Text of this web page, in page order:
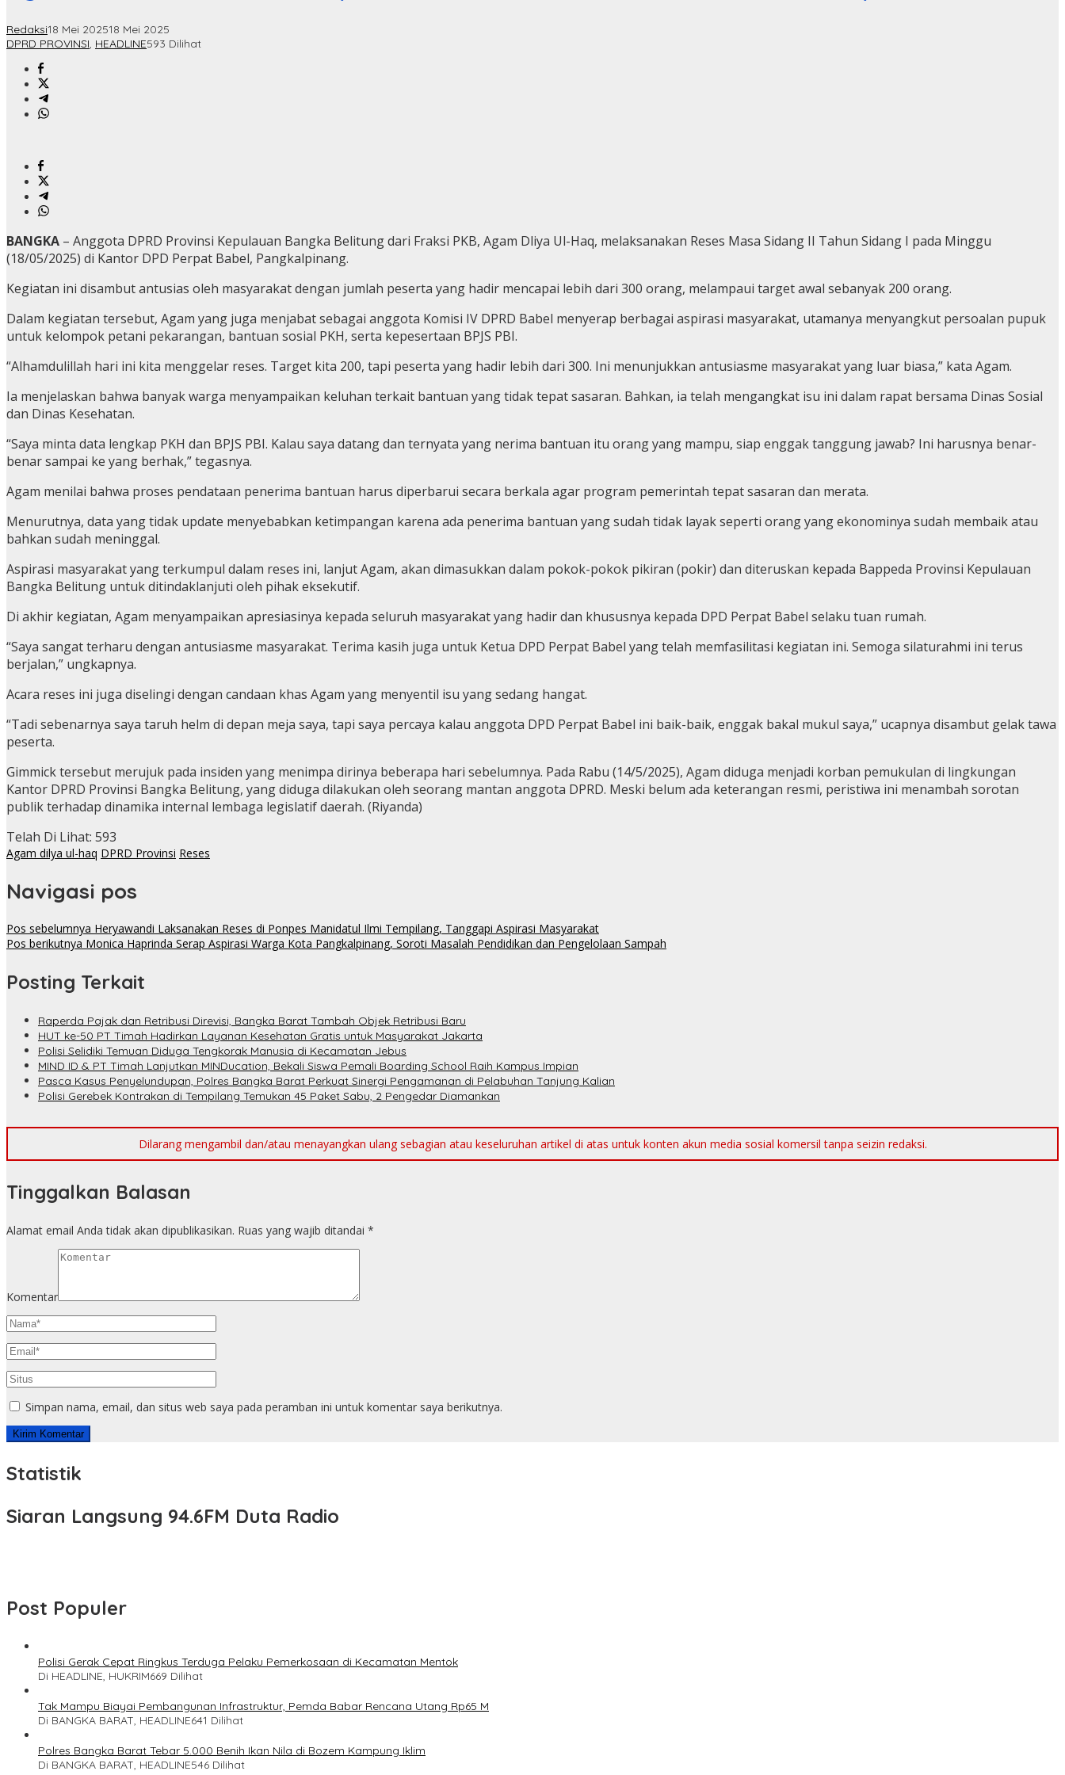
Redaksi18 Mei 202518 Mei 2025
DPRD PROVINSI, HEADLINE593 Dilihat
BANGKA – Anggota DPRD Provinsi Kepulauan Bangka Belitung dari Fraksi PKB, Agam Dliya Ul-Haq, melaksanakan Reses Masa Sidang II Tahun Sidang I pada Minggu
(18/05/2025) di Kantor DPD Perpat Babel, Pangkalpinang.
Kegiatan ini disambut antusias oleh masyarakat dengan jumlah peserta yang hadir mencapai lebih dari 300 orang, melampaui target awal sebanyak 200 orang.
Dalam kegiatan tersebut, Agam yang juga menjabat sebagai anggota Komisi IV DPRD Babel menyerap berbagai aspirasi masyarakat, utamanya menyangkut persoalan pupuk
untuk kelompok petani pekarangan, bantuan sosial PKH, serta kepesertaan BPJS PBI.
“Alhamdulillah hari ini kita menggelar reses. Target kita 200, tapi peserta yang hadir lebih dari 300. Ini menunjukkan antusiasme masyarakat yang luar biasa,” kata Agam.
Ia menjelaskan bahwa banyak warga menyampaikan keluhan terkait bantuan yang tidak tepat sasaran. Bahkan, ia telah mengangkat isu ini dalam rapat bersama Dinas Sosial
dan Dinas Kesehatan.
“Saya minta data lengkap PKH dan BPJS PBI. Kalau saya datang dan ternyata yang nerima bantuan itu orang yang mampu, siap enggak tanggung jawab? Ini harusnya benar-
benar sampai ke yang berhak,” tegasnya.
Agam menilai bahwa proses pendataan penerima bantuan harus diperbarui secara berkala agar program pemerintah tepat sasaran dan merata.
Menurutnya, data yang tidak update menyebabkan ketimpangan karena ada penerima bantuan yang sudah tidak layak seperti orang yang ekonominya sudah membaik atau
bahkan sudah meninggal.
Aspirasi masyarakat yang terkumpul dalam reses ini, lanjut Agam, akan dimasukkan dalam pokok-pokok pikiran (pokir) dan diteruskan kepada Bappeda Provinsi Kepulauan
Bangka Belitung untuk ditindaklanjuti oleh pihak eksekutif.
Di akhir kegiatan, Agam menyampaikan apresiasinya kepada seluruh masyarakat yang hadir dan khususnya kepada DPD Perpat Babel selaku tuan rumah.
“Saya sangat terharu dengan antusiasme masyarakat. Terima kasih juga untuk Ketua DPD Perpat Babel yang telah memfasilitasi kegiatan ini. Semoga silaturahmi ini terus
berjalan,” ungkapnya.
Acara reses ini juga diselingi dengan candaan khas Agam yang menyentil isu yang sedang hangat.
“Tadi sebenarnya saya taruh helm di depan meja saya, tapi saya percaya kalau anggota DPD Perpat Babel ini baik-baik, enggak bakal mukul saya,” ucapnya disambut gelak tawa
peserta.
Gimmick tersebut merujuk pada insiden yang menimpa dirinya beberapa hari sebelumnya. Pada Rabu (14/5/2025), Agam diduga menjadi korban pemukulan di lingkungan
Kantor DPRD Provinsi Bangka Belitung, yang diduga dilakukan oleh seorang mantan anggota DPRD. Meski belum ada keterangan resmi, peristiwa ini menambah sorotan
publik terhadap dinamika internal lembaga legislatif daerah. (Riyanda)
Telah Di Lihat: 593
Agam dilya ul-haq DPRD Provinsi Reses
Navigasi pos
Pos sebelumnya Heryawandi Laksanakan Reses di Ponpes Manidatul Ilmi Tempilang, Tanggapi Aspirasi Masyarakat
Pos berikutnya Monica Haprinda Serap Aspirasi Warga Kota Pangkalpinang, Soroti Masalah Pendidikan dan Pengelolaan Sampah
Posting Terkait
Raperda Pajak dan Retribusi Direvisi, Bangka Barat Tambah Objek Retribusi Baru
HUT ke-50 PT Timah Hadirkan Layanan Kesehatan Gratis untuk Masyarakat Jakarta
Polisi Selidiki Temuan Diduga Tengkorak Manusia di Kecamatan Jebus
MIND ID & PT Timah Lanjutkan MINDucation, Bekali Siswa Pemali Boarding School Raih Kampus Impian
Pasca Kasus Penyelundupan, Polres Bangka Barat Perkuat Sinergi Pengamanan di Pelabuhan Tanjung Kalian
Polisi Gerebek Kontrakan di Tempilang Temukan 45 Paket Sabu, 2 Pengedar Diamankan
Dilarang mengambil dan/atau menayangkan ulang sebagian atau keseluruhan artikel di atas untuk konten akun media sosial komersil tanpa seizin redaksi.
Tinggalkan Balasan
Alamat email Anda tidak akan dipublikasikan. Ruas yang wajib ditandai *
Komentar
Simpan nama, email, dan situs web saya pada peramban ini untuk komentar saya berikutnya.
Statistik
Siaran Langsung 94.6FM Duta Radio
Post Populer
Polisi Gerak Cepat Ringkus Terduga Pelaku Pemerkosaan di Kecamatan Mentok
Di HEADLINE, HUKRIM669 Dilihat
Tak Mampu Biayai Pembangunan Infrastruktur, Pemda Babar Rencana Utang Rp65 M
Di BANGKA BARAT, HEADLINE641 Dilihat
Polres Bangka Barat Tebar 5.000 Benih Ikan Nila di Bozem Kampung Iklim
Di BANGKA BARAT, HEADLINE546 Dilihat